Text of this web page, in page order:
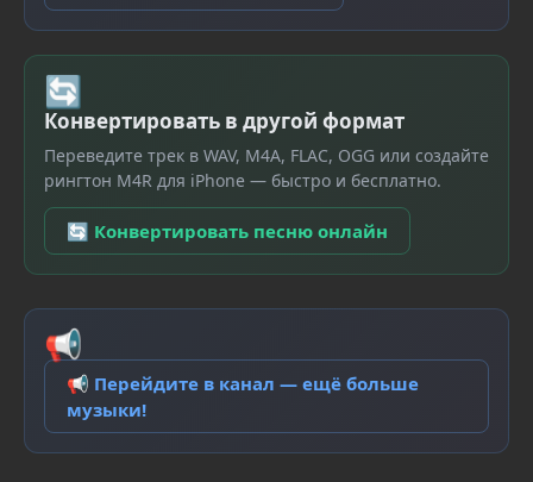
🔄
Конвертировать в другой формат
Переведите трек в WAV, M4A, FLAC, OGG или создайте
рингтон M4R для iPhone — быстро и бесплатно.
🔄 Конвертировать песню онлайн
📢
📢 Перейдите в канал — ещё больше
музыки!